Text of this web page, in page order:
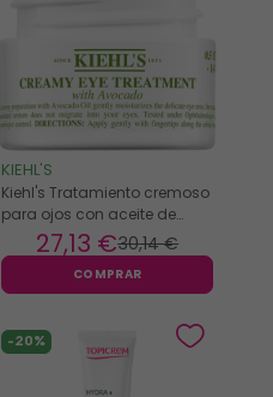
KIEHL'S
Kiehl's Tratamiento cremoso
para ojos con aceite de
aguacate 14ml30,14 €
27,13 €
COMPRAR
-20%